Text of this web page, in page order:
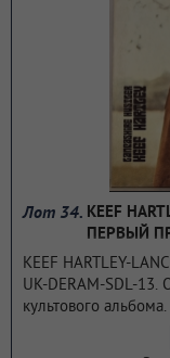
Лот 34. KEEF
ПЕРВЫЙ
KEEF HARTLEY-
UK-DERAM-SDL-13.
культового
распада группы
Хартли (8 апреля